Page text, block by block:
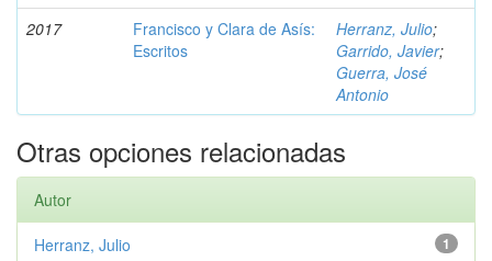
2017
Francisco y Clara de Asís:
Escritos
Herranz, Julio;
Garrido, Javier;
Guerra, José
Antonio
Otras opciones relacionadas
Autor
1
Herranz, Julio